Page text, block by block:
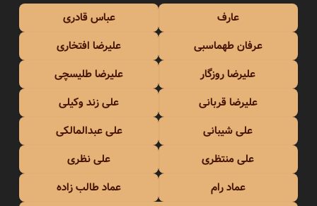
عارف
عباس قادری
عرفان طهماسبی
علیرضا افتخاری
علیرضا روزگار
علیرضا طلیسچی
علیرضا قربانی
علی زند وکیلی
علی شیبانی
علی عبدالمالکی
علی منتظری
علی نظری
عماد رام
عماد طالب زاده